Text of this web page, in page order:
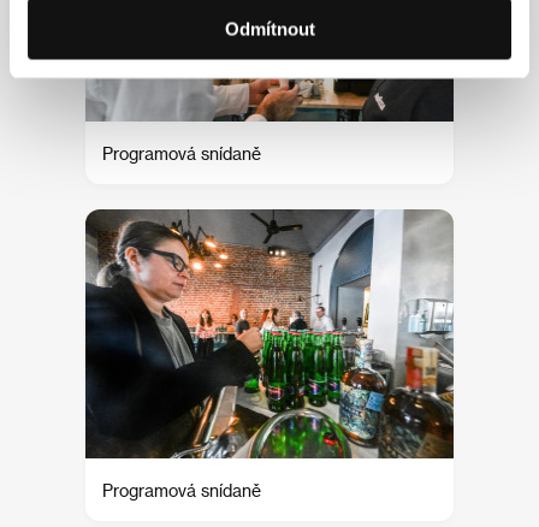
Odmítnout
Programová snídaně
Programová snídaně